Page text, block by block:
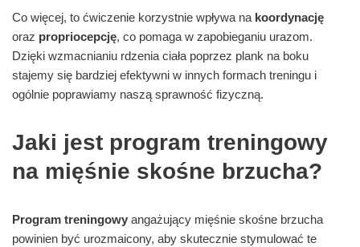
Co więcej, to ćwiczenie korzystnie wpływa na koordynację
oraz propriocepcję, co pomaga w zapobieganiu urazom.
Dzięki wzmacnianiu rdzenia ciała poprzez plank na boku
stajemy się bardziej efektywni w innych formach treningu i
ogólnie poprawiamy naszą sprawność fizyczną.
Jaki jest program treningowy
na mięśnie skośne brzucha?
Program treningowy angażujący mięśnie skośne brzucha
powinien być urozmaicony, aby skutecznie stymulować te